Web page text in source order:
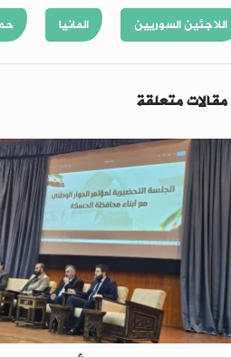
اللاجئين السوريين
المانيا
مقالات متعلقة